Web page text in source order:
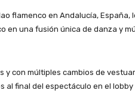
flamenco en Andalucía,
en una fusión única de danza y
y con múltiples cambios de
al final del espectáculo en el